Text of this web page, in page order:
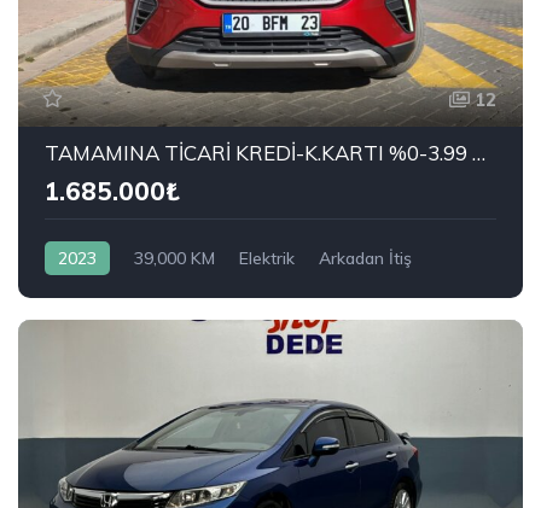
12
TAMAMINA TİCARİ KREDİ-K.KARTI %0-3.99 ÇEK-2.99 SENET-ÇKS SATIŞ
1.685.000₺
2023 39,000 KM Elektrik
Arkadan İtiş